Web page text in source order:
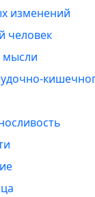
изменений
человек
мысли